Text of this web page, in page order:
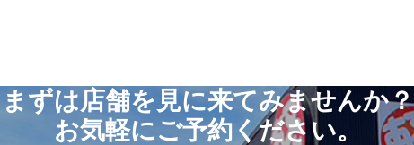
まずは店舗を見に来てみませんか？
お気軽にご予約ください。